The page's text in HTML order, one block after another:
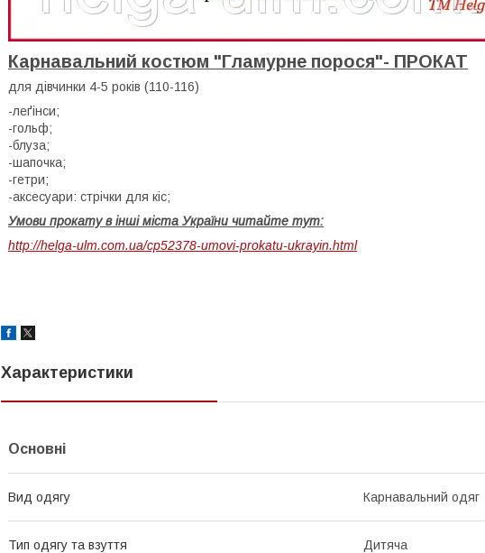
Карнавальний костюм "Гламурне порося"- ПРОКАТ
для дівчинки 4-5 років (110-116)
-леґінси;
-гольф;
-блуза;
-шапочка;
-гетри;
-аксесуари: стрічки для кіс;
Умови прокату в інші міста України читайте тут:
http://helga-ulm.com.ua/cp52378-umovi-prokatu-ukrayin.html
Характеристики
Основні
Вид одягу Карнавальний одяг
Тип одягу та взуття Дитяча